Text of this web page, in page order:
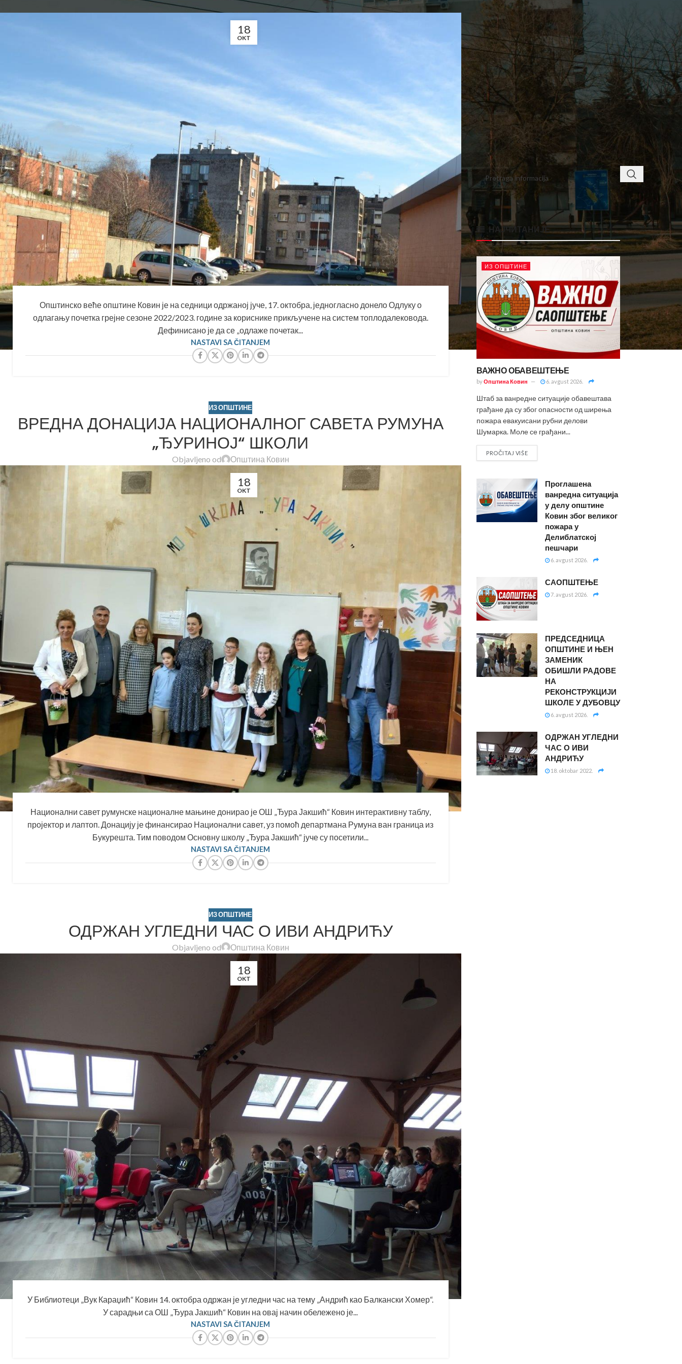
Objavljeno od Општина Ковин
18
OKT
Општинско веће општине Ковин је на седници одржаној јуче, 17. октобра, једногласно донело Одлуку о
одлагању почетка грејне сезоне 2022/2023. године за кориснике прикључене на систем топлодалековода.
Дефинисано је да се „одлаже почетак...
NASTAVI SA ČITANJEM
ИЗ ОПШТИНЕ
ВРЕДНА ДОНАЦИЈА НАЦИОНАЛНОГ САВЕТА РУМУНА
„ЂУРИНОЈ“ ШКОЛИ
Objavljeno od Општина Ковин
18
OKT
Национални савет румунске националне мањине донирао је ОШ „Ђура Јакшић“ Ковин интерактивну таблу,
пројектор и лаптоп. Донацију је финансирао Национални савет, уз помоћ департмана Румуна ван граница из
Букурешта. Тим поводом Основну школу „Ђура Јакшић“ јуче су посетили...
NASTAVI SA ČITANJEM
ИЗ ОПШТИНЕ
ОДРЖАН УГЛЕДНИ ЧАС О ИВИ АНДРИЋУ
Objavljeno od Општина Ковин
18
OKT
У Библиотеци „Вук Караџић“ Ковин 14. октобра одржан је угледни час на тему „Андрић као Балкански Хомер“.
У сарадњи са ОШ „Ђура Јакшић“ Ковин на овај начин обележено је...
NASTAVI SA ČITANJEM
3 5 8
10 11 12 13 14
17 18 19 20 21 22 23
24 25 26 27 28 29 30
31
« sep
< class="widget-title">ПРОНАЂИТЕ
НАЈЧИТАНИЈЕ
ИЗ ОПШТИНЕ
ВАЖНО ОБАВЕШТЕЊЕ
byОпштина Ковин 6. avgust 2026.
Штаб за ванредне ситуације обавештава
грађане да су због опасности од ширења
пожара евакуисани рубни делови
Шумарка. Моле се грађани...
PROČITAJ VIŠE
Проглашена
ванредна ситуација
у делу општине
Ковин због великог
пожара у
Делиблатској
пешчари
6. avgust 2026.
САОПШТЕЊЕ
7. avgust 2026.
ПРЕДСЕДНИЦА
ОПШТИНЕ И ЊЕН
ЗАМЕНИК
ОБИШЛИ РАДОВЕ
НА
РЕКОНСТРУКЦИЈИ
ШКОЛЕ У ДУБОВЦУ
6. avgust 2026.
ОДРЖАН УГЛЕДНИ
ЧАС О ИВИ
АНДРИЋУ
18. oktobar 2022.